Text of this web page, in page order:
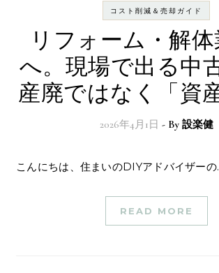
コスト削減＆売却ガイド
リフォーム・解
へ。現場で出る中
産廃ではなく「資
2026年4月1日 - By 設楽健
こんにちは、住まいのDIYアドバイザー
READ MORE